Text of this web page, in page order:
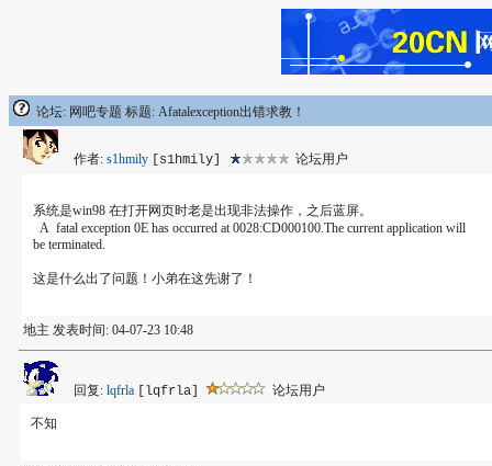
论坛: 网吧专题 标题: Afatalexception出错求教！
作者: s1hmily [s1hmily] 论坛用户
系统是win98 在打开网页时老是出现非法操作，之后蓝屏。
A fatal exception 0E has occurred at 0028:CD000100.The current application will
be terminated.
这是什么出了问题！小弟在这先谢了！
地主 发表时间: 04-07-23 10:48
回复: lqfrla [lqfrla] 论坛用户
不知